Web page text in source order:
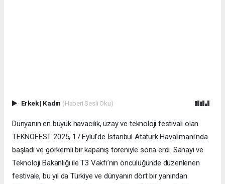
Erkek| Kadın (Haberi Sesli Oku)
Dünyanın en büyük havacılık, uzay ve teknoloji festivali olan
TEKNOFEST 2025, 17 Eylül’de İstanbul Atatürk Havalimanı’nda
başladı ve görkemli bir kapanış töreniyle sona erdi. Sanayi ve
Teknoloji Bakanlığı ile T3 Vakfı’nın öncülüğünde düzenlenen
festivale, bu yıl da Türkiye ve dünyanın dört bir yanından